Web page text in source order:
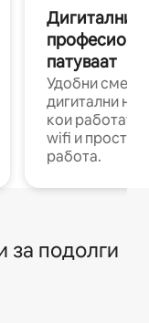
Дигитални
патуваат
Удобни
дигитални
кои работат
wifi и
работа.
за подолги